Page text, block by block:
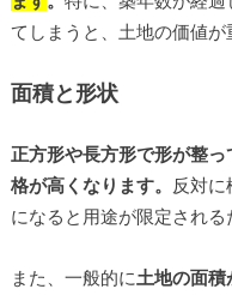
てしまうと、土地の価値が
面積と形状
正方形や長方形で形が整
格が高くなります。
反対
になると用途が限定される
また、一般的に土地の面